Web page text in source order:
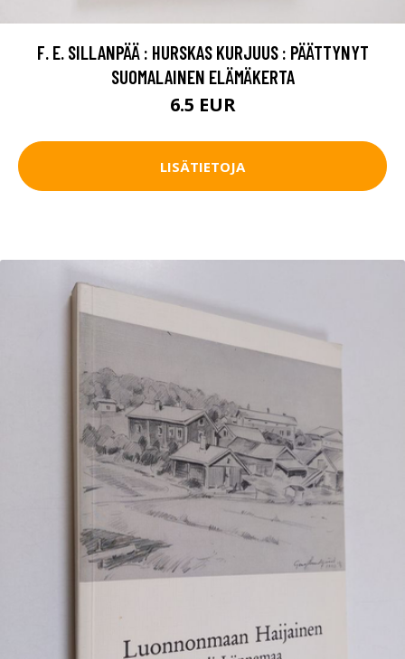
F. E. SILLANPÄÄ : HURSKAS KURJUUS : PÄÄTTYNYT
SUOMALAINEN ELÄMÄKERTA
6.5 EUR
LISÄTIETOJA